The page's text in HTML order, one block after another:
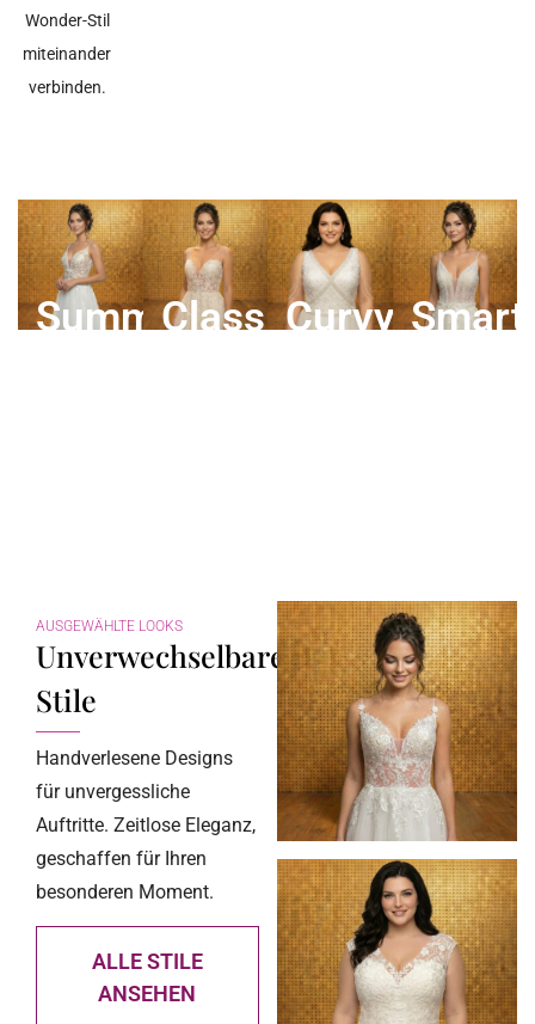
Wonder-Stil
miteinander
verbinden.
SummerClassicCurvy Smart
AUSGEWÄHLTE LOOKS
Unverwechselbare
Stile
Handverlesene Designs
für unvergessliche
Auftritte. Zeitlose Eleganz,
geschaffen für Ihren
besonderen Moment.
ALLE STILE
ANSEHEN